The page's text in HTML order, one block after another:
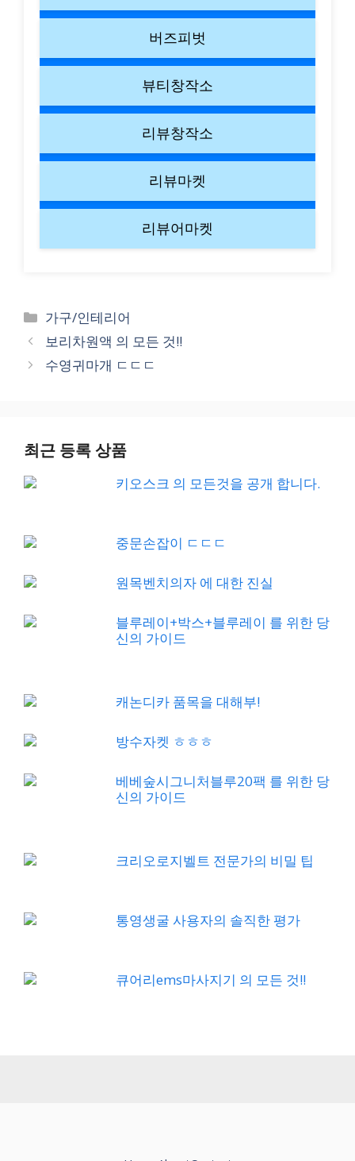
버즈피벗
뷰티창작소
리뷰창작소
리뷰마켓
리뷰어마켓
Categories
가구/인테리어
보리차원액 의 모든 것!!
수영귀마개 ㄷㄷㄷ
최근 등록 상품
키오스크 의 모든것을 공개 합니다.
중문손잡이 ㄷㄷㄷ
원목벤치의자 에 대한 진실
블루레이+박스+블루레이 를 위한 당
신의 가이드
캐논디카 품목을 대해부!
방수자켓 ㅎㅎㅎ
베베숲시그니처블루20팩 를 위한 당
신의 가이드
크리오로지벨트 전문가의 비밀 팁
통영생굴 사용자의 솔직한 평가
큐어리ems마사지기 의 모든 것!!